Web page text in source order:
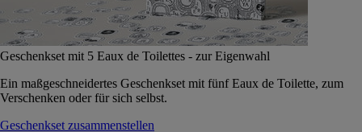
Geschenkset mit 5 Eaux de Toilettes - zur Eigenwahl
Ein maßgeschneidertes Geschenkset mit fünf Eaux de Toilette, zum
Verschenken oder für sich selbst.
Geschenkset zusammenstellen